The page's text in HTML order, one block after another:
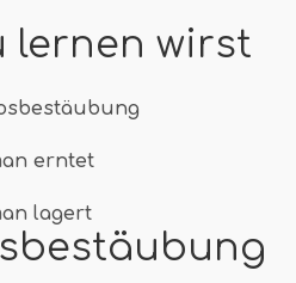
lernen wirst
erntet
lagert